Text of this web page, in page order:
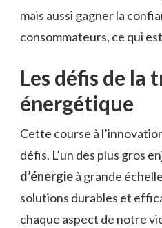
mais aussi gagner la
consommateurs, ce qui
Les défis de la
énergétique
Cette course à
défis. L’un des plus gros
d’énergieà grande
solutions durables et
chaque aspect de notre